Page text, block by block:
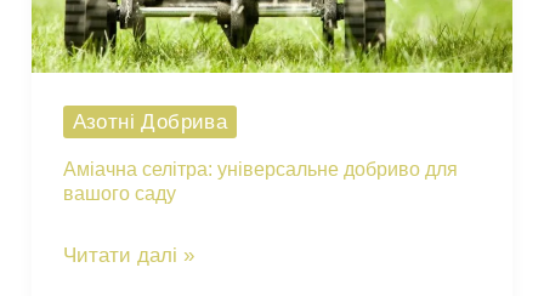
Азотні Добрива
Аміачна селітра: універсальне добриво для
вашого саду
Аміачна
Читати далі »